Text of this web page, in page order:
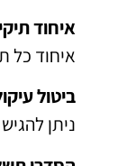
איחוד
איחוד כל
ביטול
ניתן